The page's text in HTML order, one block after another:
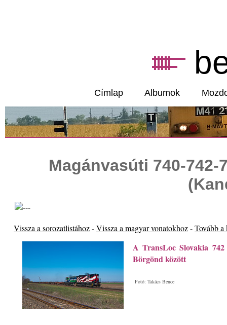
Címlap Albumok
Magánvasúti 740-
Vissza a sorozatlistához-Vissza a magyar vonatokhoz-Tovább a
A TransLoc Slovakia 742
Börgönd között
Fotó: Takács Bence